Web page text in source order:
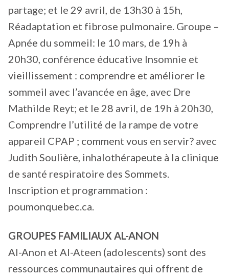
partage; et le 29 avril, de 13h30 à 15h,
Réadaptation et fibrose pulmonaire. Groupe –
Apnée du sommeil: le 10 mars, de 19h à
20h30, conférence éducative Insomnie et
vieillissement : comprendre et améliorer le
sommeil avec l’avancée en âge, avec Dre
Mathilde Reyt; et le 28 avril, de 19h à 20h30,
Comprendre l’utilité de la rampe de votre
appareil CPAP ; comment vous en servir? avec
Judith Soulière, inhalothérapeute à la clinique
de santé respiratoire des Sommets.
Inscription et programmation :
poumonquebec.ca.
GROUPES FAMILIAUX AL-ANON
Al-Anon et Al-Ateen (adolescents) sont des
ressources communautaires qui offrent de